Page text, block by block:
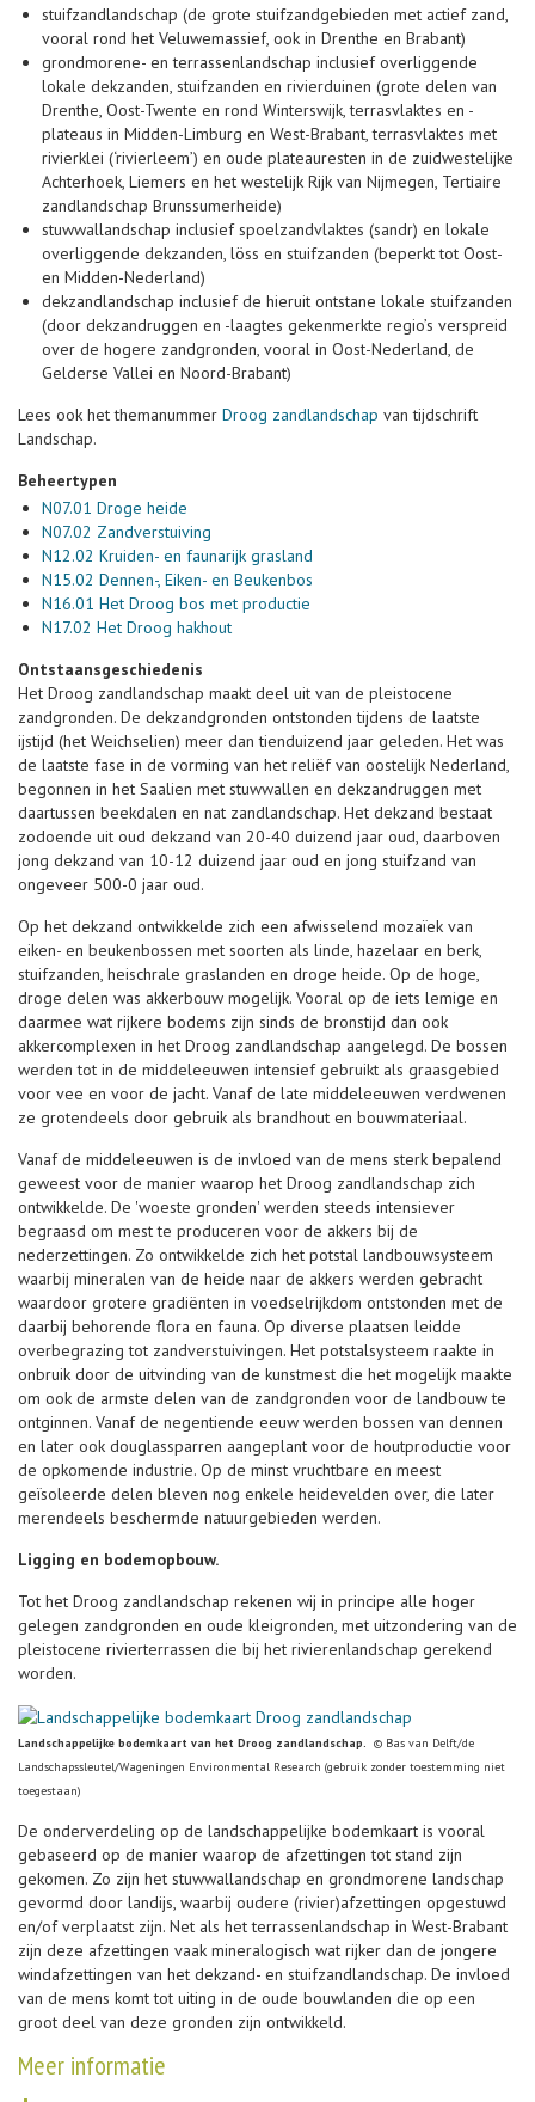
stuifzandlandschap (de grote stuifzandgebieden met actief zand,
vooral rond het Veluwemassief, ook in Drenthe en Brabant)
grondmorene- en terrassenlandschap inclusief overliggende
lokale dekzanden, stuifzanden en rivierduinen (grote delen van
Drenthe, Oost-Twente en rond Winterswijk, terrasvlaktes en -
plateaus in Midden-Limburg en West-Brabant, terrasvlaktes met
rivierklei (‘rivierleem’) en oude plateauresten in de zuidwestelijke
Achterhoek, Liemers en het westelijk Rijk van Nijmegen, Tertiaire
zandlandschap Brunssumerheide)
stuwwallandschap inclusief spoelzandvlaktes (sandr) en lokale
overliggende dekzanden, löss en stuifzanden (beperkt tot Oost-
en Midden-Nederland)
dekzandlandschap inclusief de hieruit ontstane lokale stuifzanden
(door dekzandruggen en -laagtes gekenmerkte regio’s verspreid
over de hogere zandgronden, vooral in Oost-Nederland, de
Gelderse Vallei en Noord-Brabant)
Lees ook het themanummer Droog zandlandschap van tijdschrift
Landschap.
Beheertypen
N07.01 Droge heide
N07.02 Zandverstuiving
N12.02 Kruiden- en faunarijk grasland
N15.02 Dennen-, Eiken- en Beukenbos
N16.01 Het Droog bos met productie
N17.02 Het Droog hakhout
Ontstaansgeschiedenis
Het Droog zandlandschap maakt deel uit van de pleistocene
zandgronden. De dekzandgronden ontstonden tijdens de laatste
ijstijd (het Weichselien) meer dan tienduizend jaar geleden. Het was
de laatste fase in de vorming van het reliëf van oostelijk Nederland,
begonnen in het Saalien met stuwwallen en dekzandruggen met
daartussen beekdalen en nat zandlandschap. Het dekzand bestaat
zodoende uit oud dekzand van 20-40 duizend jaar oud, daarboven
jong dekzand van 10-12 duizend jaar oud en jong stuifzand van
ongeveer 500-0 jaar oud.
Op het dekzand ontwikkelde zich een afwisselend mozaïek van
eiken- en beukenbossen met soorten als linde, hazelaar en berk,
stuifzanden, heischrale graslanden en droge heide. Op de hoge,
droge delen was akkerbouw mogelijk. Vooral op de iets lemige en
daarmee wat rijkere bodems zijn sinds de bronstijd dan ook
akkercomplexen in het Droog zandlandschap aangelegd. De bossen
werden tot in de middeleeuwen intensief gebruikt als graasgebied
voor vee en voor de jacht. Vanaf de late middeleeuwen verdwenen
ze grotendeels door gebruik als brandhout en bouwmateriaal.
Vanaf de middeleeuwen is de invloed van de mens sterk bepalend
geweest voor de manier waarop het Droog zandlandschap zich
ontwikkelde. De 'woeste gronden' werden steeds intensiever
begraasd om mest te produceren voor de akkers bij de
nederzettingen. Zo ontwikkelde zich het potstal landbouwsysteem
waarbij mineralen van de heide naar de akkers werden gebracht
waardoor grotere gradiënten in voedselrijkdom ontstonden met de
daarbij behorende flora en fauna. Op diverse plaatsen leidde
overbegrazing tot zandverstuivingen. Het potstalsysteem raakte in
onbruik door de uitvinding van de kunstmest die het mogelijk maakte
om ook de armste delen van de zandgronden voor de landbouw te
ontginnen. Vanaf de negentiende eeuw werden bossen van dennen
en later ook douglassparren aangeplant voor de houtproductie voor
de opkomende industrie. Op de minst vruchtbare en meest
geïsoleerde delen bleven nog enkele heidevelden over, die later
merendeels beschermde natuurgebieden werden.
Ligging en bodemopbouw.
Tot het Droog zandlandschap rekenen wij in principe alle hoger
gelegen zandgronden en oude kleigronden, met uitzondering van de
pleistocene rivierterrassen die bij het rivierenlandschap gerekend
worden.
Landschappelijke bodemkaart van het Droog zandlandschap.
© Bas van Delft/de
Landschapssleutel/Wageningen Environmental Research (gebruik zonder toestemming niet
toegestaan)
De onderverdeling op de landschappelijke bodemkaart is vooral
gebaseerd op de manier waarop de afzettingen tot stand zijn
gekomen. Zo zijn het stuwwallandschap en grondmorene landschap
gevormd door landijs, waarbij oudere (rivier)afzettingen opgestuwd
en/of verplaatst zijn. Net als het terrassenlandschap in West-Brabant
zijn deze afzettingen vaak mineralogisch wat rijker dan de jongere
windafzettingen van het dekzand- en stuifzandlandschap. De invloed
van de mens komt tot uiting in de oude bouwlanden die op een
groot deel van deze gronden zijn ontwikkeld.
Meer informatie